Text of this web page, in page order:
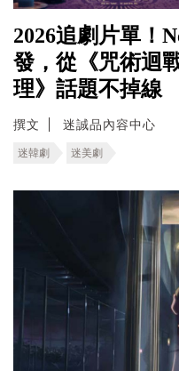
2026追劇片單！
發，從《咒術迴
理》話題不掉線
撰文 迷誠品內容中心
迷韓劇 迷美劇